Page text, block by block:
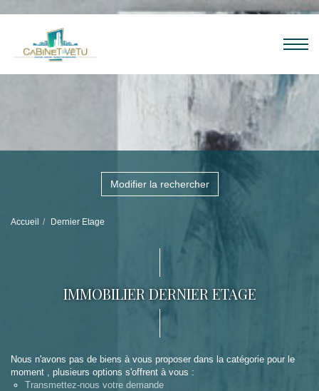
Modifier la rechercher
Accueil Dernier Etage
IMMOBILIER DERNIER ETAGE
Nous n'avons pas de biens à vous proposer dans la catégorie pour le
moment , plusieurs options s'offrent à vous :
Transmettez-nous votre demande